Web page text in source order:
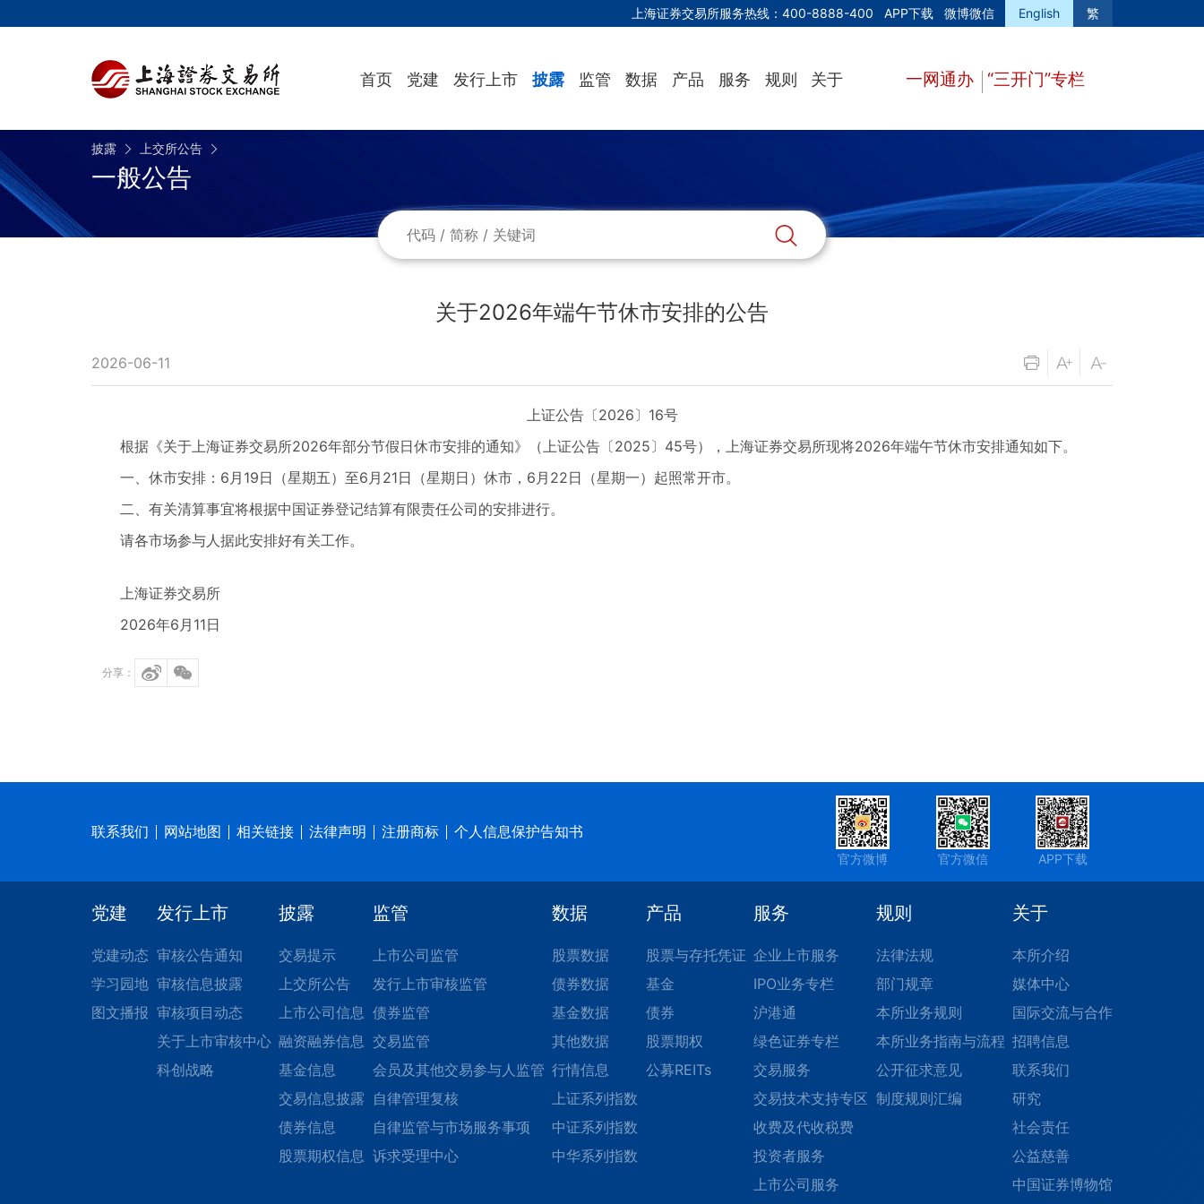
上海证券交易所服务热线： 400-8888-400 APP下载 微博微信 English 繁
首页 党建 发行上市 披露 监管 数据 产品 服务 规则 关于 一网通办 “三开门”专栏
披露 上交所公告
一般公告
关于2026年端午节休市安排的公告
2026-06-11
上证公告〔2026〕16号
根据《关于上海证券交易所2026年部分节假日休市安排的通知》（上证公告〔2025〕45号），上海证券交易所现将2026年端午节休市安排通知如下。
一、休市安排：6月19日（星期五）至6月21日（星期日）休市，6月22日（星期一）起照常开市。
二、有关清算事宜将根据中国证券登记结算有限责任公司的安排进行。
请各市场参与人据此安排好有关工作。
上海证券交易所
2026年6月11日
分享：
联系我们 网站地图 相关链接 法律声明 注册商标 个人信息保护告知书
官方微博 官方微信 APP下载
党建
党建动态
学习园地
图文播报
发行上市
审核公告通知
审核信息披露
审核项目动态
关于上市审核中心
科创战略
披露
交易提示
上交所公告
上市公司信息
融资融券信息
基金信息
交易信息披露
债券信息
股票期权信息
监管
上市公司监管
发行上市审核监管
债券监管
交易监管
会员及其他交易参与人监管
自律管理复核
自律监管与市场服务事项
诉求受理中心
数据
股票数据
债券数据
基金数据
其他数据
行情信息
上证系列指数
中证系列指数
中华系列指数
产品
股票与存托凭证
基金
债券
股票期权
公募REITs
服务
企业上市服务
IPO业务专栏
沪港通
绿色证券专栏
交易服务
交易技术支持专区
收费及代收税费
投资者服务
上市公司服务
规则
法律法规
部门规章
本所业务规则
本所业务指南与流程
公开征求意见
制度规则汇编
关于
本所介绍
媒体中心
国际交流与合作
招聘信息
联系我们
研究
社会责任
公益慈善
中国证券博物馆